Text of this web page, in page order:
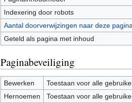
Indexering door robots
Aantal doorverwijzingen naar deze
Geteld als pagina met inhoud
Paginabeveiliging
Bewerken
Toestaan voor alle
Hernoemen
Toestaan voor alle